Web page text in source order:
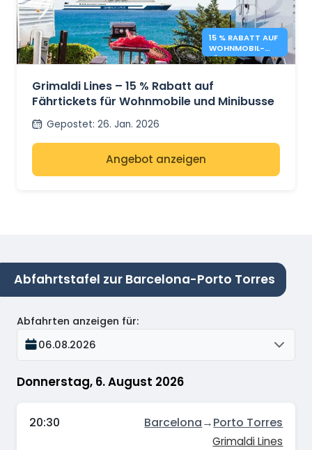
15 % RABATT AUF
WOHNMOBIL-
FÄHREN –
Grimaldi Lines – 15 % Rabatt auf
Fährtickets für Wohnmobile und Minibusse
Gepostet: 26. Jan. 2026
Angebot anzeigen
Abfahrtstafel zur Barcelona-Porto Torres
Donnerstag, 6. August 2026
Abfahrten anzeigen für:
06.08.2026
20:30 Barcelona→Porto Torres
Grimaldi Lines